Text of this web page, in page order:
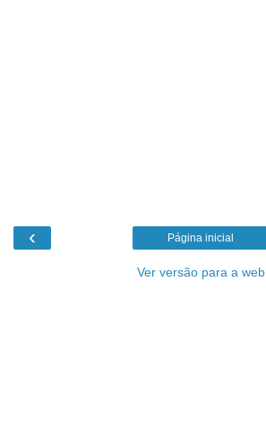
‹ Página inicial
Ver versão para a web